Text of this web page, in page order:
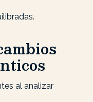
al analizar